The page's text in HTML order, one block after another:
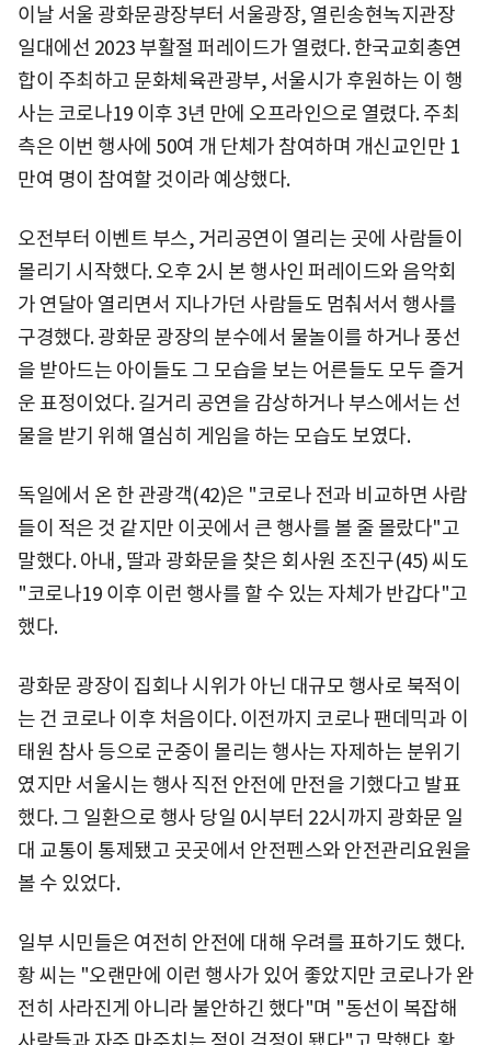
이날 서울 광화문광장부터 서울광장, 열린송현녹지관장
일대에선 2023 부활절 퍼레이드가 열렸다. 한국교회총연
합이 주최하고 문화체육관광부, 서울시가 후원하는 이 행
사는 코로나19 이후 3년 만에 오프라인으로 열렸다. 주최
측은 이번 행사에 50여 개 단체가 참여하며 개신교인만 1
만여 명이 참여할 것이라 예상했다.
오전부터 이벤트 부스, 거리공연이 열리는 곳에 사람들이
몰리기 시작했다. 오후 2시 본 행사인 퍼레이드와 음악회
가 연달아 열리면서 지나가던 사람들도 멈춰서서 행사를
구경했다. 광화문 광장의 분수에서 물놀이를 하거나 풍선
을 받아드는 아이들도 그 모습을 보는 어른들도 모두 즐거
운 표정이었다. 길거리 공연을 감상하거나 부스에서는 선
물을 받기 위해 열심히 게임을 하는 모습도 보였다.
독일에서 온 한 관광객(42)은 "코로나 전과 비교하면 사람
들이 적은 것 같지만 이곳에서 큰 행사를 볼 줄 몰랐다"고
말했다. 아내, 딸과 광화문을 찾은 회사원 조진구(45) 씨도
"코로나19 이후 이런 행사를 할 수 있는 자체가 반갑다"고
했다.
광화문 광장이 집회나 시위가 아닌 대규모 행사로 북적이
는 건 코로나 이후 처음이다. 이전까지 코로나 팬데믹과 이
태원 참사 등으로 군중이 몰리는 행사는 자제하는 분위기
였지만 서울시는 행사 직전 안전에 만전을 기했다고 발표
했다. 그 일환으로 행사 당일 0시부터 22시까지 광화문 일
대 교통이 통제됐고 곳곳에서 안전펜스와 안전관리요원을
볼 수 있었다.
일부 시민들은 여전히 안전에 대해 우려를 표하기도 했다.
황 씨는 "오랜만에 이런 행사가 있어 좋았지만 코로나가 완
전히 사라진게 아니라 불안하긴 했다"며 "동선이 복잡해